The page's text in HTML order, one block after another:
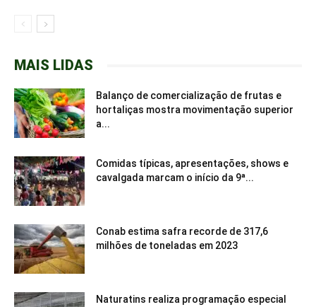
MAIS LIDAS
Balanço de comercialização de frutas e
hortaliças mostra movimentação superior
a...
Comidas típicas, apresentações, shows e
cavalgada marcam o início da 9ª...
Conab estima safra recorde de 317,6
milhões de toneladas em 2023
Naturatins realiza programação especial